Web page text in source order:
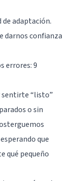
de adaptación.
darnos confianza
errores: 9
sentirte “listo”
o sin
que
qué pequeño